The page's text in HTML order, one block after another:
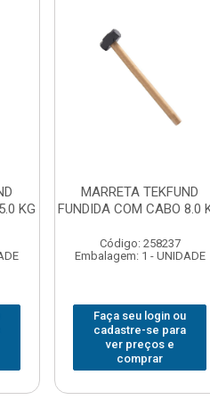
KG
MARRETA TEKFUND
FUNDIDA COM CABO 8.0
Código: 258237
Embalagem: 1 - UNIDADE
Faça seu login ou
cadastre-se para
ver preços e
comprar